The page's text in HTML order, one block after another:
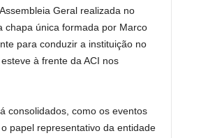
Geral realizada no
chapa única formada por Marco
para conduzir a instituição no
à frente da ACI nos
consolidados, como os eventos
papel representativo da entidade